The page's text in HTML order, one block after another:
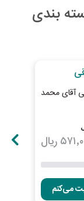
بندی
آقای محمد
ریال
می‌کنم